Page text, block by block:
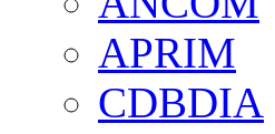
APRIM
CDBDIA